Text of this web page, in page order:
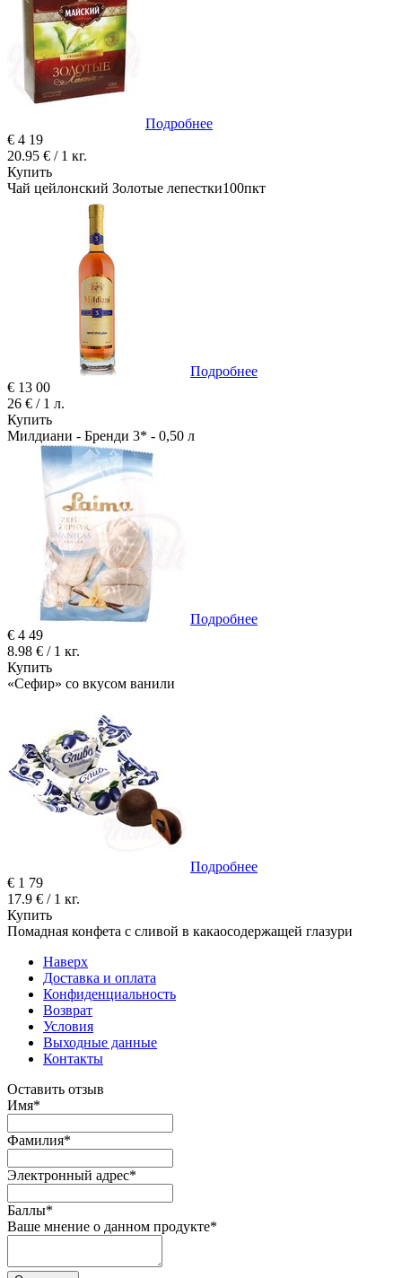
Подробнее
€ 4 19
20.95 € / 1 кг.
Купить
Чай цейлонский Золотые лепестки100пкт
Подробнее
€ 13 00
26 € / 1 л.
Купить
Милдиани - Бренди 3* - 0,50 л
Подробнее
€ 4 49
8.98 € / 1 кг.
Купить
«Сефир» со вкусом ванили
Подробнее
€ 1 79
17.9 € / 1 кг.
Купить
Помадная конфета с сливой в какаосодержащей глазури
Наверх
Доставка и оплата
Конфиденциальность
Возврат
Условия
Выходные данные
Контакты
Оставить отзыв
Имя*
Фамилия*
Электронный адрес*
Баллы*
Ваше мнение о данном продукте*